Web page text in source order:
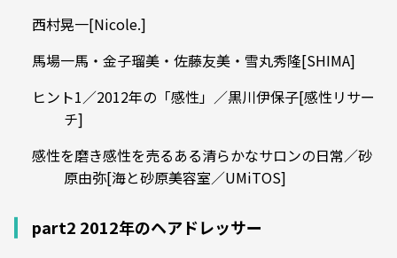
西村晃一[Nicole.]
馬場一馬・金子瑠美・佐藤友美・雪丸秀隆[SHIMA]
ヒント1／2012年の「感性」／黒川伊保子[感性リサー
チ]
感性を磨き感性を売るある清らかなサロンの日常／砂
原由弥[海と砂原美容室／UMiTOS]
part2 2012年のヘアドレッサー